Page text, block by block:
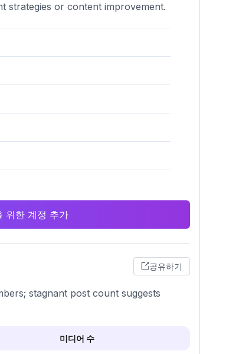
strategies or content improvement.
위한 계정 추가
공유하기
stagnant post count suggests
미디어 수